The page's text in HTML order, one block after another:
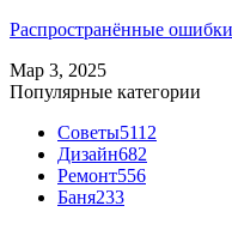
Распространённые
Мар 3, 2025
Популярные категории
Советы5112
Дизайн682
Ремонт556
Баня233